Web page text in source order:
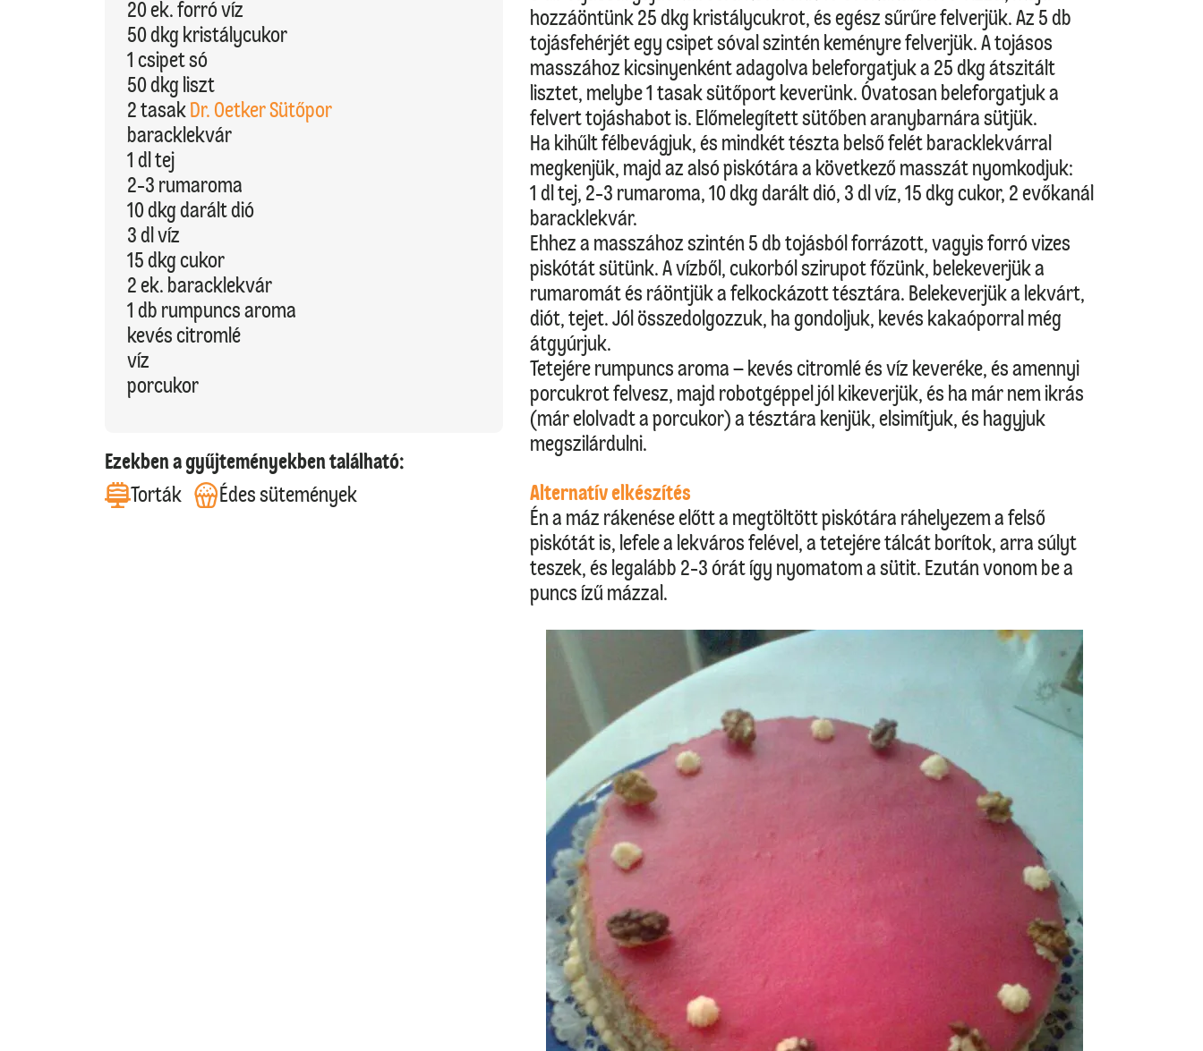
20 ek. forró víz
50 dkg kristálycukor
1 csipet só
50 dkg liszt
2 tasakDr. Oetker Sütőpor
baracklekvár
1 dl tej
2-3 rumaroma
10 dkg darált dió
3 dl víz
15 dkg cukor
2 ek. baracklekvár
1 db rumpuncs aroma
kevés citromlé
víz
porcukor
Ezekben a gyűjteményekben található:
Torták
Édes sütemények
hozzáöntünk 25 dkg kristálycukrot, és egész sűrűre felverjük. Az 5 db
tojásfehérjét egy csipet sóval szintén keményre felverjük. A tojásos
masszához kicsinyenként adagolva beleforgatjuk a 25 dkg átszitált
lisztet, melybe 1 tasak sütőport keverünk. Óvatosan beleforgatjuk a
felvert tojáshabot is. Előmelegített sütőben aranybarnára sütjük.
Ha kihűlt félbevágjuk, és mindkét tészta belső felét baracklekvárral
megkenjük, majd az alsó piskótára a következő masszát nyomkodjuk:
1 dl tej, 2-3 rumaroma, 10 dkg darált dió, 3 dl víz, 15 dkg cukor, 2 evőkanál
baracklekvár.
Ehhez a masszához szintén 5 db tojásból forrázott, vagyis forró vizes
piskótát sütünk. A vízből, cukorból szirupot főzünk, belekeverjük a
rumaromát és ráöntjük a felkockázott tésztára. Belekeverjük a lekvárt,
diót, tejet. Jól összedolgozzuk, ha gondoljuk, kevés kakaóporral még
átgyúrjuk.
Tetejére rumpuncs aroma – kevés citromlé és víz keveréke, és amennyi
porcukrot felvesz, majd robotgéppel jól kikeverjük, és ha már nem ikrás
(már elolvadt a porcukor) a tésztára kenjük, elsimítjuk, és hagyjuk
megszilárdulni.
Alternatív elkészítés
Én a máz rákenése előtt a megtöltött piskótára ráhelyezem a felső
piskótát is, lefele a lekváros felével, a tetejére tálcát borítok, arra súlyt
teszek, és legalább 2-3 órát így nyomatom a sütit. Ezután vonom be a
puncs ízű mázzal.